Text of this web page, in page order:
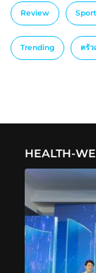
Review
Trending ครัว
HEALTH-